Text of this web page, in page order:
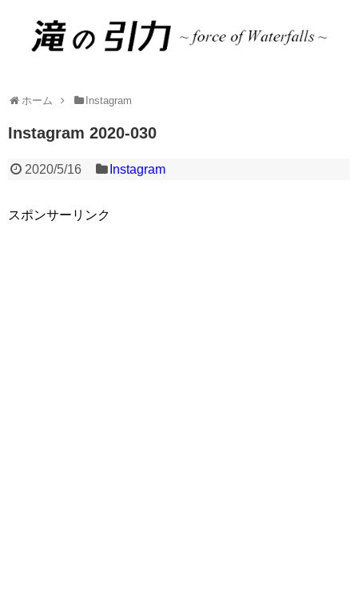
ホーム Instagram
Instagram 2020-030
2020/5/16 Instagram
スポンサーリンク